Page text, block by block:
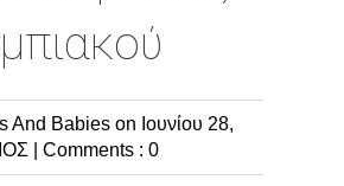
And Babies on Ιουνίου 28,
Comments : 0